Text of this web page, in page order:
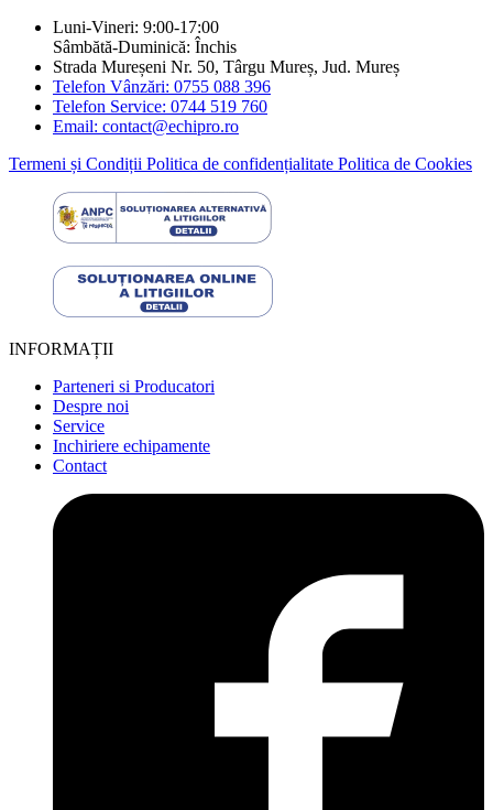
Luni-Vineri: 9:00-17:00
Sâmbătă-Duminică: Închis
Strada Mureșeni Nr. 50, Târgu Mureș, Jud. Mureș
Telefon Vânzări: 0755 088 396
Telefon Service: 0744 519 760
Email: contact@echipro.ro
Termeni și Condiții Politica de confidențialitate Politica de Cookies
INFORMAȚII
Parteneri si Producatori
Despre noi
Service
Inchiriere echipamente
Contact